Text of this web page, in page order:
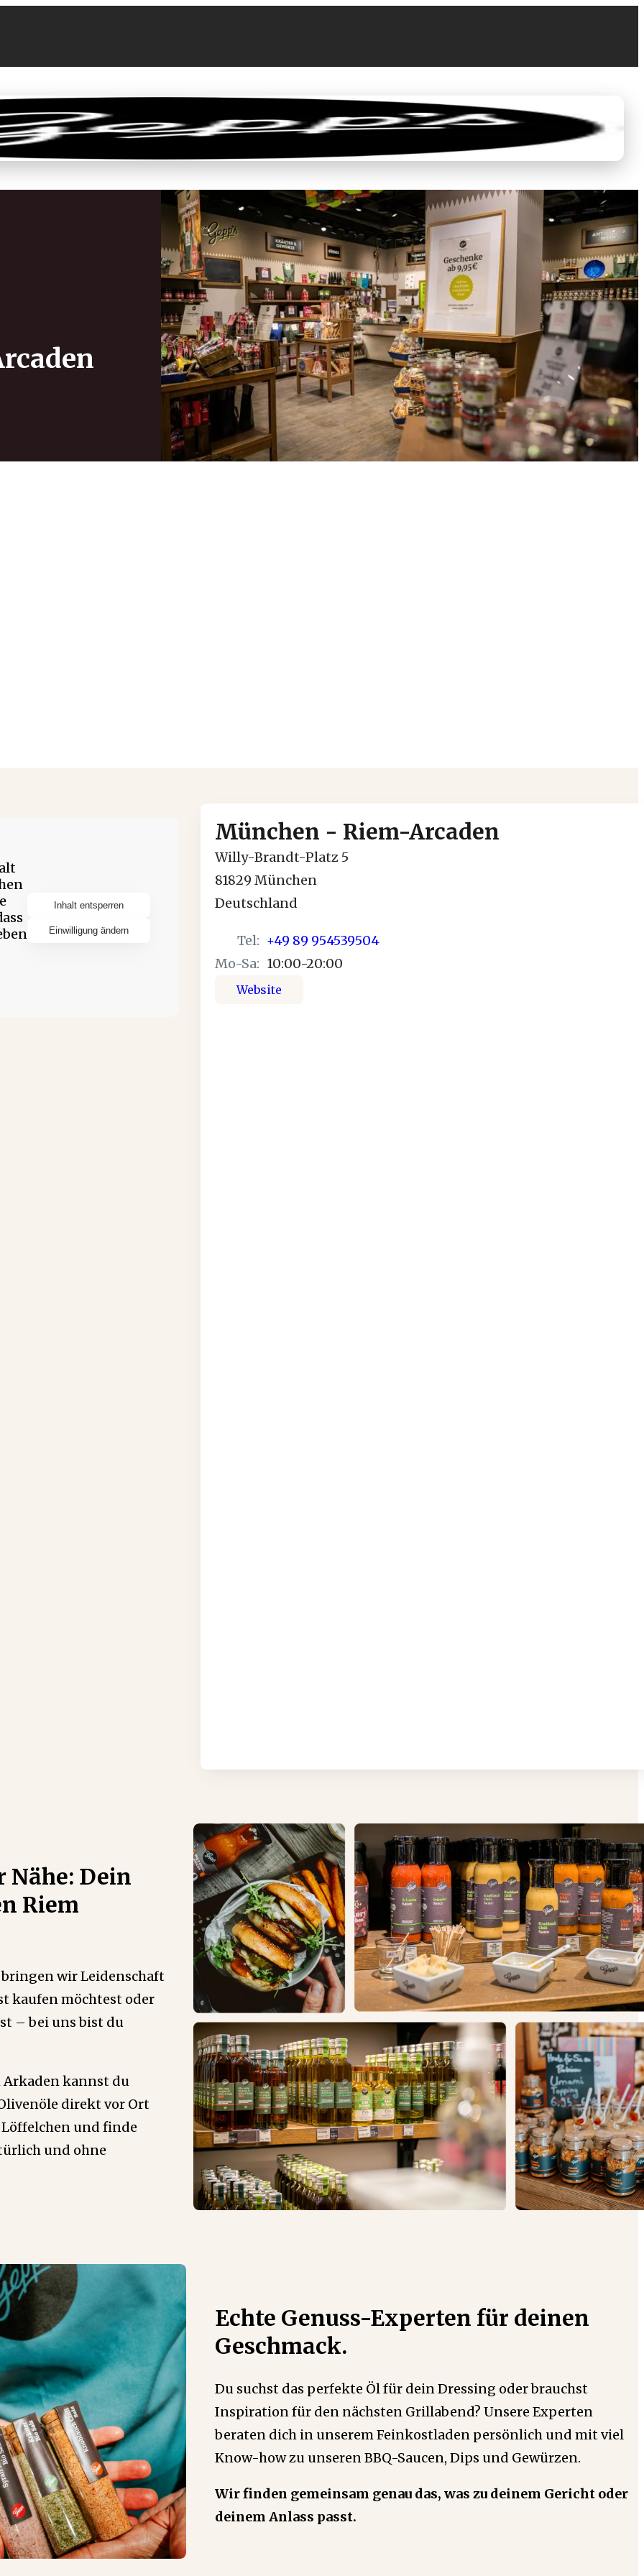
Feinkost-Abo Firmenkunden Sale 0,00 €
Inhalt entsperren
Einwilligung ändern
München - Riem-Arcaden
Willy-Brandt-Platz 5
81829 München
Deutschland
Tel: +49 89 954539504
Mo-Sa: 10:00-20:00
Website
Nähe: Dein
Riem
wir Leidenschaft
kaufen möchtest oder
– bei uns bist du
Arkaden kannst du
direkt vor Ort
und finde
und ohne
Echte Genuss-Experten für deinen
Geschmack.
Du suchst das perfekte Öl für dein Dressing oder brauchst
Inspiration für den nächsten Grillabend? Unsere Experten
beraten dich in unserem Feinkostladen persönlich und mit viel
Know-how zu unseren BBQ-Saucen, Dips und Gewürzen.
Wir finden gemeinsam genau das, was zu deinem Gericht oder
deinem Anlass passt.